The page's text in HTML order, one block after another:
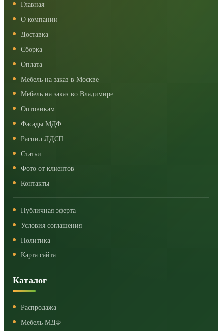
Главная
О компании
Доставка
Сборка
Оплата
Мебель на заказ в Москве
Мебель на заказ во Владимире
Оптовикам
Фасады МДФ
Распил ЛДСП
Статьи
Фото от клиентов
Контакты
Публичная оферта
Условия соглашения
Политика
Карта сайта
Каталог
Распродажа
Мебель МДФ